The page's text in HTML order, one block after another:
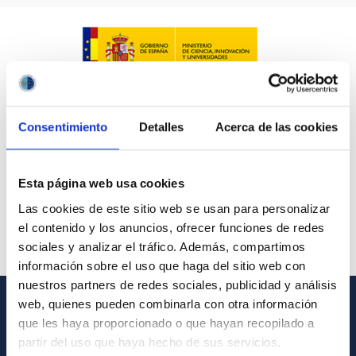
Consentimiento Detalles Acerca de las cookies
Esta página web usa cookies
Las cookies de este sitio web se usan para personalizar
el contenido y los anuncios, ofrecer funciones de redes
sociales y analizar el tráfico. Además, compartimos
información sobre el uso que haga del sitio web con
nuestros partners de redes sociales, publicidad y análisis
web, quienes pueden combinarla con otra información
que les haya proporcionado o que hayan recopilado a
partir del uso que haya hecho de sus servicios.
GENERAL INFORMATION